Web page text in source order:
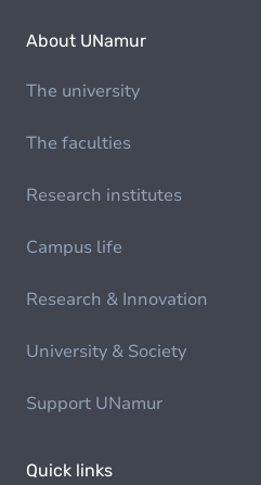
About UNamur
The university
The faculties
Research institutes
Campus life
Research & Innovation
University & Society
Support UNamur
Quick links